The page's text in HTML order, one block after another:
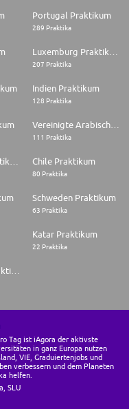
Portugal Praktikum
289 Praktika
207 Praktika
Indien Praktikum
128 Praktika
Vereinigte Arabische Emirate Praktikum
111 Praktika
Chile Praktikum
80 Praktika
Schweden Praktikum
63 Praktika
Katar Praktikum
22 Praktika
Tag ist iAgora der aktivste
in ganz Europa nutzen
VIE, Graduiertenjobs und
verbessern und dem Planeten
helfen.
SLU